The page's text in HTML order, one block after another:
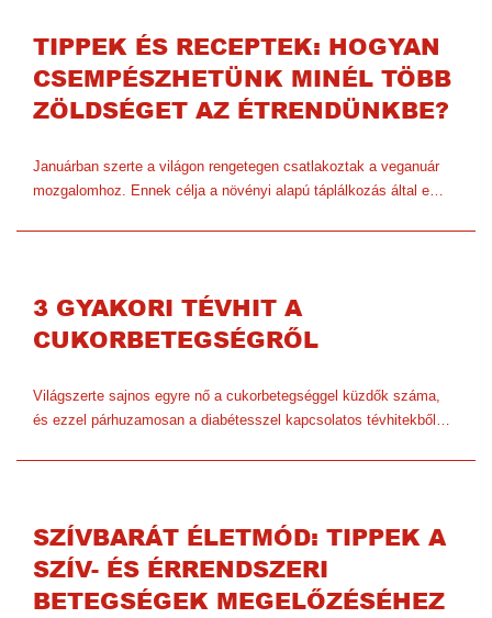
TIPPEK ÉS RECEPTEK: HOGYAN
CSEMPÉSZHETÜNK MINÉL TÖBB
ZÖLDSÉGET AZ ÉTRENDÜNKBE?
Januárban szerte a világon rengetegen csatlakoztak a veganuár
mozgalomhoz. Ennek célja a növényi alapú táplálkozás által e…
3 GYAKORI TÉVHIT A
CUKORBETEGSÉGRŐL
Világszerte sajnos egyre nő a cukorbetegséggel küzdők száma,
és ezzel párhuzamosan a diabétesszel kapcsolatos tévhitekből…
SZÍVBARÁT ÉLETMÓD: TIPPEK A
SZÍV- ÉS ÉRRENDSZERI
BETEGSÉGEK MEGELŐZÉSÉHEZ